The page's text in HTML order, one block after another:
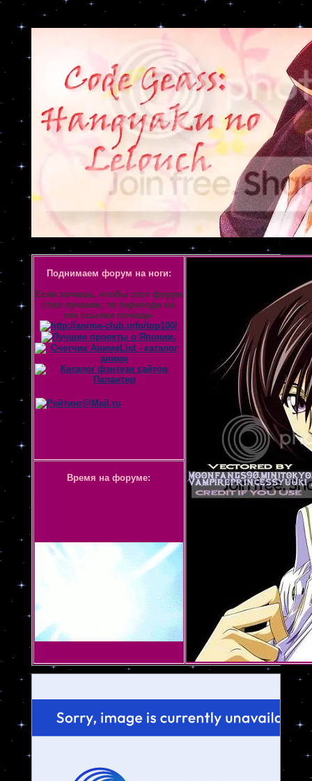
Объявление
Поднимаем форум на ноги:
Если хочешь, чтобы этот форум
стал лучшим, то переходи на
эти ссылки почаще-
Время на форуме: